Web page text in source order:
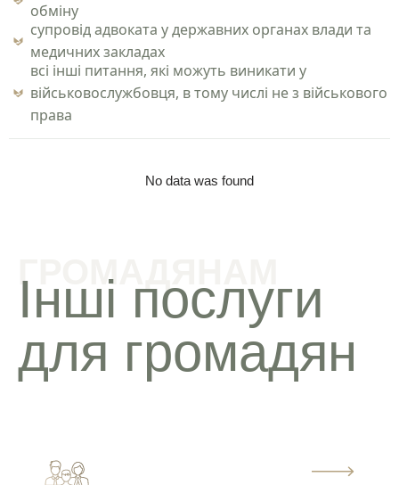
обміну
супровід адвоката у державних органах влади та
медичних закладах
всі інші питання, які можуть виникати у
військовослужбовця, в тому числі не з військового
права
No data was found
ГРОМАДЯНАМ
Інші послуги
для громадян